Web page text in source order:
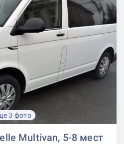
3 фото
Multivan, 5-8 мест